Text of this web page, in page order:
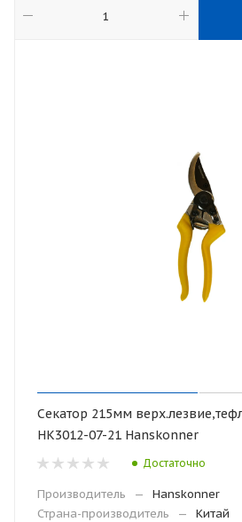
Секатор 215мм
НК3012-07-21 Hanskonner
Достаточно
Производитель —
Hanskonner
Страна-производитель
—
Китай